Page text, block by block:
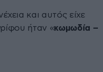
και αυτός είχε
ήταν «κωμωδία –